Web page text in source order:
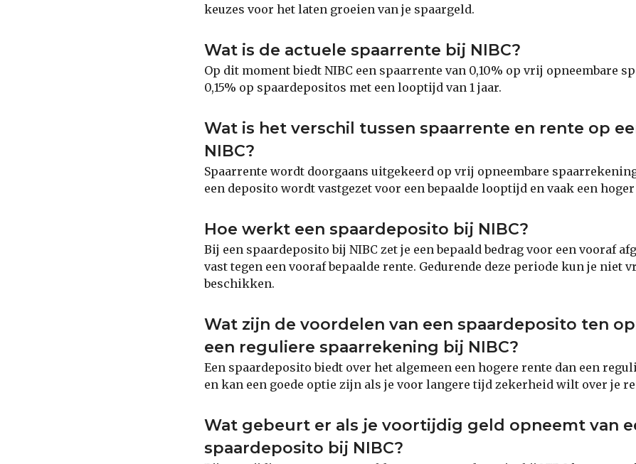
keuzes voor het laten groeien van je spaargeld.
Wat is de actuele spaarrente bij NIBC?
Op dit moment biedt NIBC een spaarrente van 0,10% op vrij opneembare
0,15% op spaardepositos met een looptijd van 1 jaar.
Wat is het verschil tussen spaarrente en rente op
NIBC?
Spaarrente wordt doorgaans uitgekeerd op vrij opneembare
een deposito wordt vastgezet voor een bepaalde looptijd en vaak een
Hoe werkt een spaardeposito bij NIBC?
Bij een spaardeposito bij NIBC zet je een bepaald bedrag voor een vooraf
vast tegen een vooraf bepaalde rente. Gedurende deze periode kun je niet
beschikken.
Wat zijn de voordelen van een spaardeposito ten
een reguliere spaarrekening bij NIBC?
Een spaardeposito biedt over het algemeen een hogere rente dan een
en kan een goede optie zijn als je voor langere tijd zekerheid wilt over je
Wat gebeurt er als je voortijdig geld opneemt van
spaardeposito bij NIBC?